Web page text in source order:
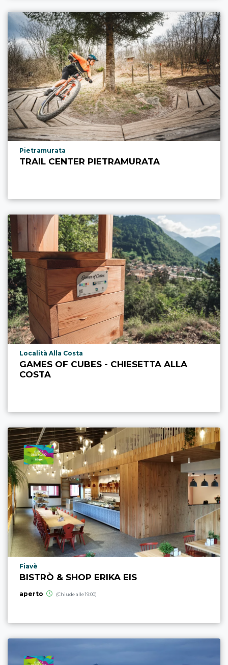
Località punto di interesse
Pietramurata
TRAIL CENTER PIETRAMURATA
Località punto di interesse
Località Alla Costa
GAMES OF CUBES - CHIESETTA ALLA
COSTA
Località punto di interesse
Fiavè
BISTRÒ & SHOP ERIKA EIS
aperto (Chiude alle 19:00)